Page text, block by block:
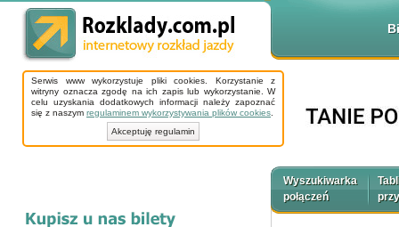
Serwis www wykorzystuje pliki cookies. Korzystanie z
witryny oznacza zgodę na ich zapis lub wykorzystanie. W
celu uzyskania dodatkowych informacji należy zapoznać
się z naszym regulaminem wykorzystywania plików cookies
Akceptuję regulamin
Wyszukiwarka
połączeń